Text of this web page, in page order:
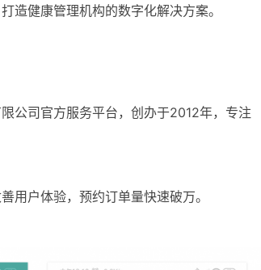
造健康管理机构的数字化解决方案。
公司官方服务平台，创办于2012年，专注
用户体验，预约订单量快速破万。